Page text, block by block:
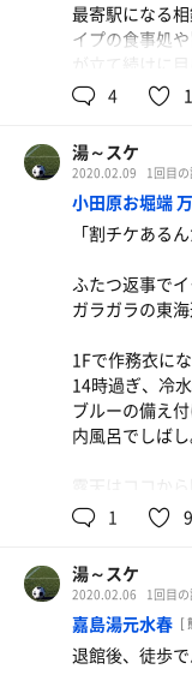
スリムなロッ
呂場に向かう
果どちらでも良
てもいいだろう
浴室は広々と
アウト。
最下段はトゴ
バス。
泳いで良し、
飛び込みはダ
これがまた微睡
中段はエモい
最上段は広々
奥には薬湯米
2セット目に
TVを正面にU字
ベテランらし
も、おしゃべ
最寄駅になる
イプの食事処
が立て続けに
黒タオル持参
最上段、下駄
浴室前の冷水
に備えてから
絶したら下準備
後方小さな覗
室内は5名程。
スコも相変わ
「掛け湯先ず
に沈み込みバ
る。
『ポケベルが
けな？
4
湯～スケ
2020.02.09 1回目
小田原お堀端
「割チケある
ふたつ返事で
ガラガラの東
1Fで作務衣に
14時過ぎ、冷
ブルーの備え
内風呂でしばし
露天はココか
若干ヌルッと
を眺めながら
サ室3段目に腰
と全く動いて
申し訳なさそ
1
湯～スケ
2020.02.06 1回目
嘉島湯元水春 [
退館後、徒歩で